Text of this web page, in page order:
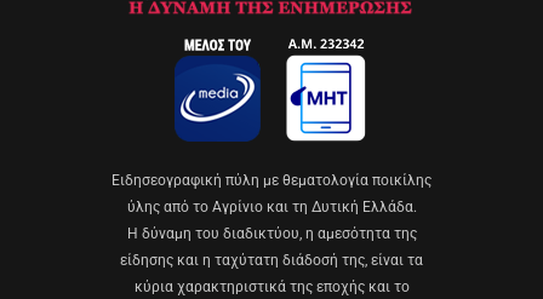
Eιδησεογραφική πύλη με θεματολογία ποικίλης
ύλης από το Αγρίνιο και τη Δυτική Ελλάδα.
Η δύναμη του διαδικτύου, η αμεσότητα της
είδησης και η ταχύτατη διάδοσή της, είναι τα
κύρια χαρακτηριστικά της εποχής και το